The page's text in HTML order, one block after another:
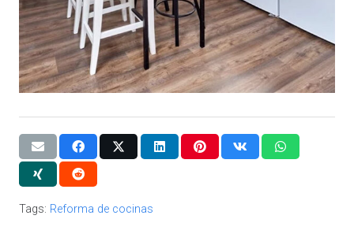
Tags: Reforma de cocinas